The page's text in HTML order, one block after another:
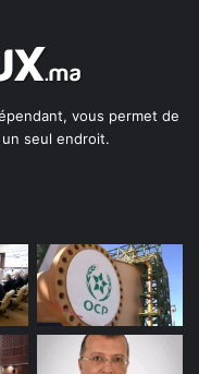
vous permet de
seul endroit.